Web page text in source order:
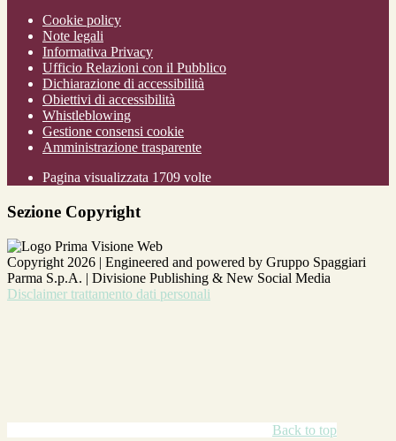
Cookie policy
Note legali
Informativa Privacy
Ufficio Relazioni con il Pubblico
Dichiarazione di accessibilità
Obiettivi di accessibilità
Whistleblowing
Gestione consensi cookie
Amministrazione trasparente
Pagina visualizzata 1709 volte
Sezione Copyright
Copyright 2026 | Engineered and powered by Gruppo Spaggiari
Parma S.p.A. | Divisione Publishing & New Social Media
Disclaimer trattamento dati personali
Back to top